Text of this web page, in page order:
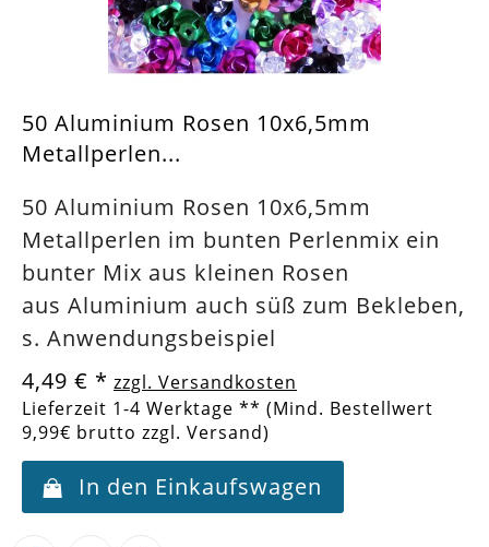
50 Aluminium Rosen 10x6,5mm
Metallperlen...
50 Aluminium Rosen 10x6,5mm
Metallperlen im bunten Perlenmix ein
bunter Mix aus kleinen Rosen
aus Aluminium auch süß zum Bekleben,
s. Anwendungsbeispiel
4,49 € * zzgl. Versandkosten
Lieferzeit 1-4 Werktage ** (Mind. Bestellwert
9,99€ brutto zzgl. Versand)
In den Einkaufswagen